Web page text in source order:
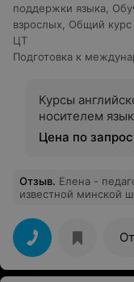
поддержки языка,
взрослых, Общий курс
ЦТ
Подготовка к
Курсы
носителем
Цена по
Отзыв. Елена -
известной минской
лице Елены я нашла идеального преподавателя по
испанскому! Всем
настоящим
погружением
на русском. Так что